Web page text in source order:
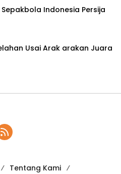
Indonesia Persija
Usai Arak arakan Juara
Tentang Kami